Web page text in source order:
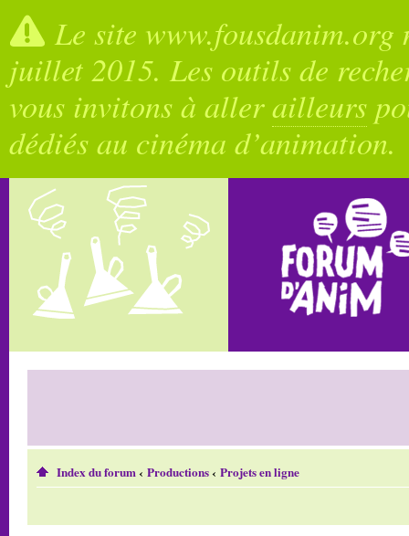
Le site
juillet 2015. Les outils de
vous invitons à allerailleurs
dédiés au cinéma d’animation.
Index du forum‹ Productions‹ Projets en ligne